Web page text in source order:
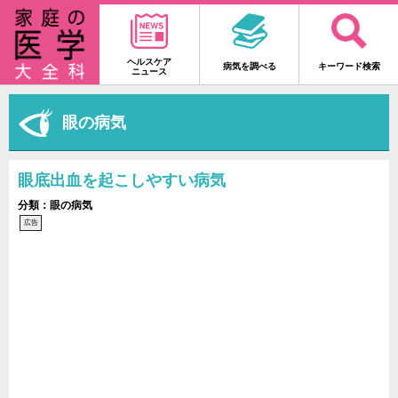
ヘルスケア
ニュース
病気を調べる キーワード検索
眼の病気
眼底出血を起こしやすい病気
分類：眼の病気
広告